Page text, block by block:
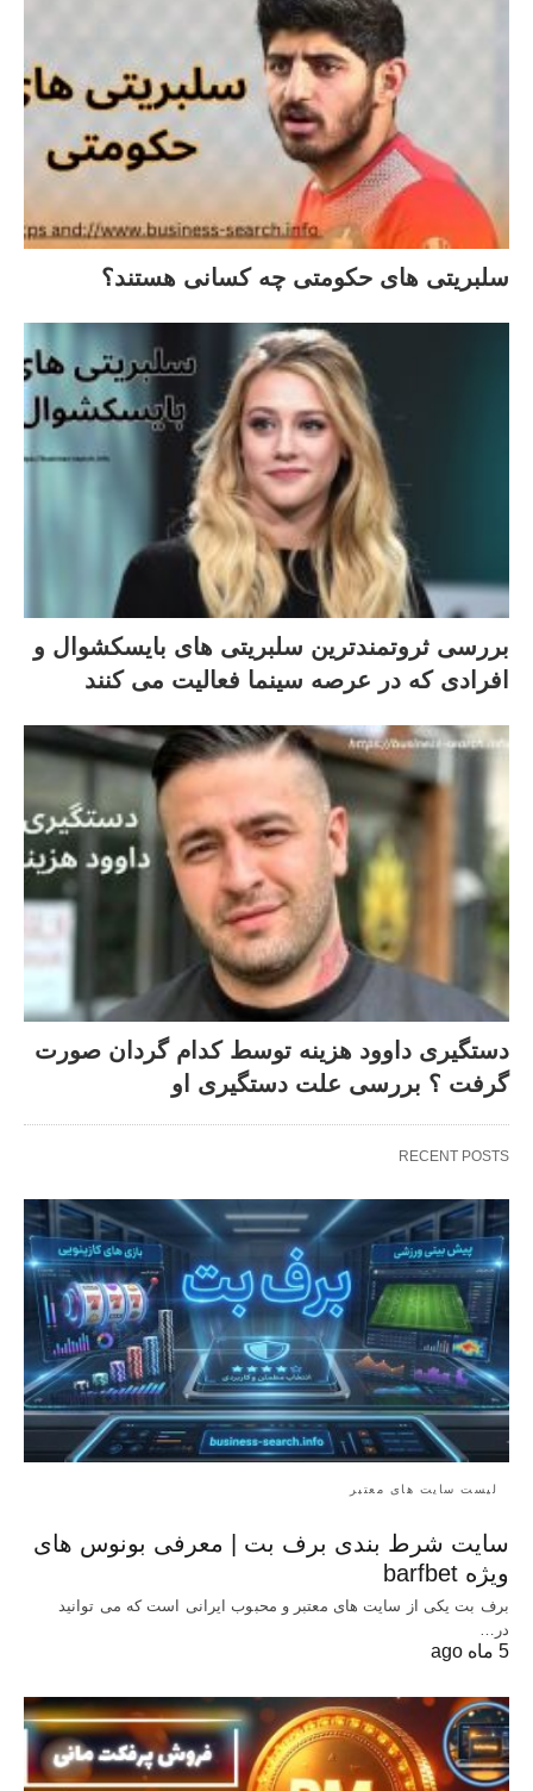
سلبریتی های حکومتی چه کسانی هستند؟
بررسی ثروتمندترین سلبریتی های بایسکشوال و
افرادی که در عرصه سینما فعالیت می کنند
دستگیری داوود هزینه توسط کدام گردان صورت
گرفت ؟ بررسی علت دستگیری او
RECENT POSTS
لیست سایت های معتبر
سایت شرط بندی برف بت | معرفی بونوس‌ های
ویژه barfbet
برف بت یکی از سایت های معتبر و محبوب ایرانی است که می توانید
در…
5 ماه ago